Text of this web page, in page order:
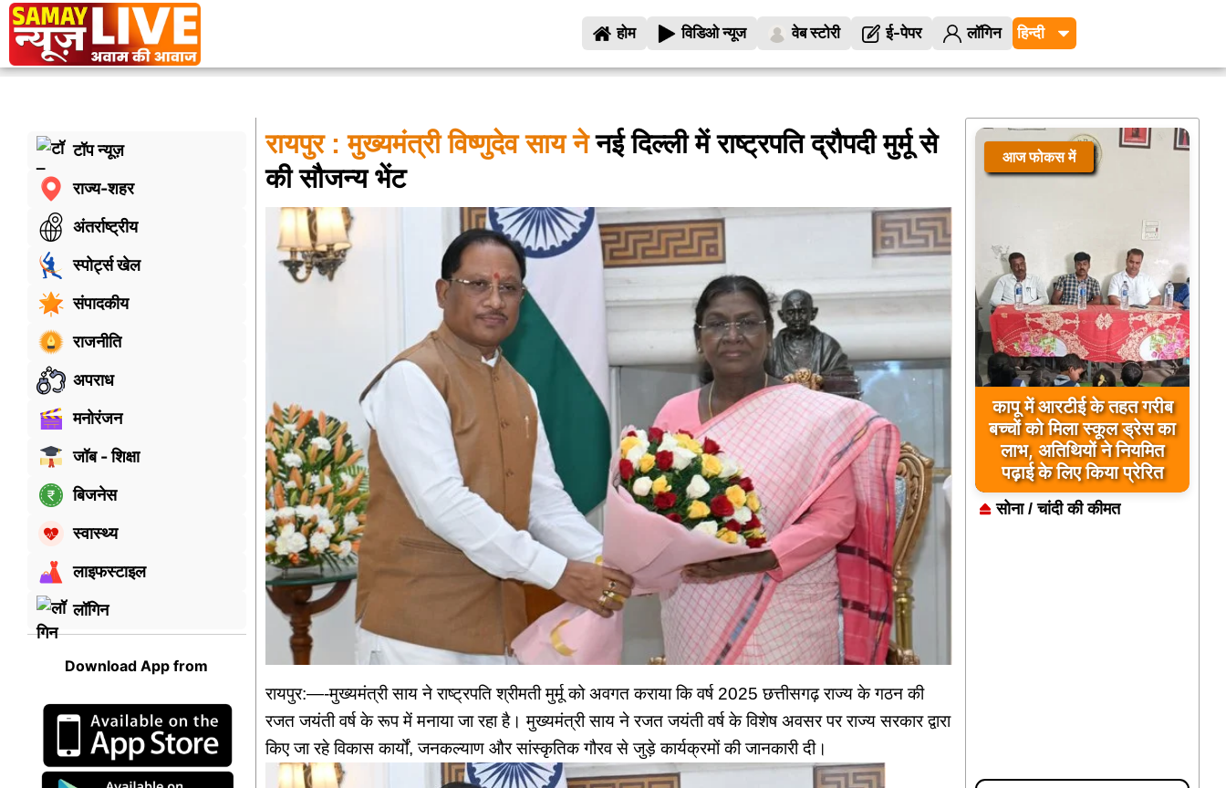
होम विडिओ न्यूज वेब स्टोरी ई-पेपर लॉगिन
टॉप न्यूज़
राज्य-शहर
अंतर्राष्ट्रीय
स्पोर्ट्स खेल
संपादकीय
राजनीति
अपराध
मनोरंजन
जॉब - शिक्षा
बिजनेस
स्वास्थ्य
लाइफस्टाइल
लॉगिन
Download App from
रायपुर : मुख्यमंत्री विष्णुदेव साय नेनई दिल्ली में राष्ट्रपति द्रौपदी मुर्मू से
की सौजन्य भेंट
रायपुर:—-मुख्यमंत्री साय ने राष्ट्रपति श्रीमती मुर्मू को अवगत कराया कि वर्ष 2025 छत्तीसगढ़ राज्य के गठन की
रजत जयंती वर्ष के रूप में मनाया जा रहा है। मुख्यमंत्री साय ने रजत जयंती वर्ष के विशेष अवसर पर राज्य सरकार द्वारा
किए जा रहे विकास कार्यों, जनकल्याण और सांस्कृतिक गौरव से जुड़े कार्यक्रमों की जानकारी दी।
आज फोकस में
कापू में आरटीई के तहत गरीब
बच्चों को मिला स्कूल ड्रेस का
लाभ, अतिथियों ने नियमित
पढ़ाई के लिए किया प्रेरित
सोना / चांदी की कीमत